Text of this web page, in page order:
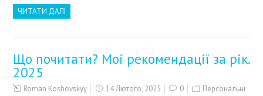
ЧИТАТИ ДАЛІ
Що почитати? Мої рекомендації за рік.
2025
Roman Koshovskyy 14 Лютого, 2025 0
Персональні